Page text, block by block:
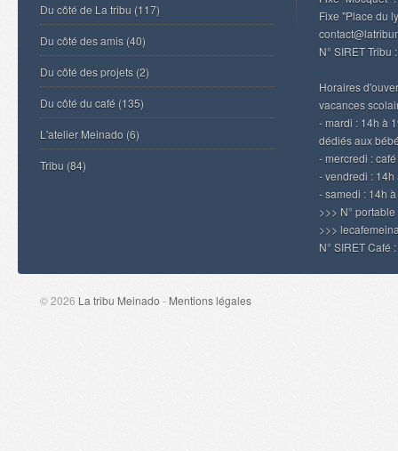
Du côté de La tribu (117)
Du côté des amis (40)
Du côté des projets (2)
Du côté du café (135)
L'atelier Meinado (6)
Tribu (84)
Fixe "Place du
N° SIRET
Horaires
vacances
- mardi : 14h à
dédiés aux
- mercredi :
- vendredi :
- samedi : 14h
>>> N°
>>>
N° SIRET Café
© 2026 La tribu Meinado - Mentions légales